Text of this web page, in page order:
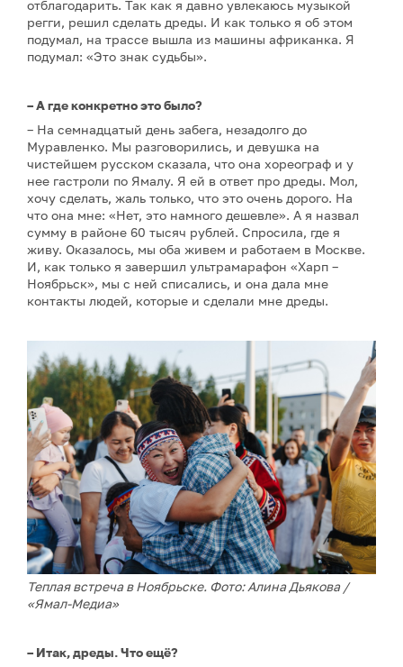
отблагодарить. Так как я давно увлекаюсь музыкой
регги, решил сделать дреды. И как только я об этом
подумал, на трассе вышла из машины африканка. Я
подумал: «Это знак судьбы».
– А где конкретно это было?
– На семнадцатый день забега, незадолго до
Муравленко. Мы разговорились, и девушка на
чистейшем русском сказала, что она хореограф и у
нее гастроли по Ямалу. Я ей в ответ про дреды. Мол,
хочу сделать, жаль только, что это очень дорого. На
что она мне: «Нет, это намного дешевле». А я назвал
сумму в районе 60 тысяч рублей. Спросила, где я
живу. Оказалось, мы оба живем и работаем в Москве.
И, как только я завершил ультрамарафон «Харп –
Ноябрьск», мы с ней списались, и она дала мне
контакты людей, которые и сделали мне дреды.
Теплая встреча в Ноябрьске. Фото: Алина Дьякова /
«Ямал-Медиа»
– Итак, дреды. Что ещё?